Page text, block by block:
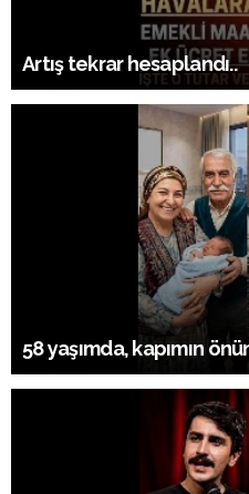
Artış tekrar hesaplandı..
58 yaşımda, kapımın